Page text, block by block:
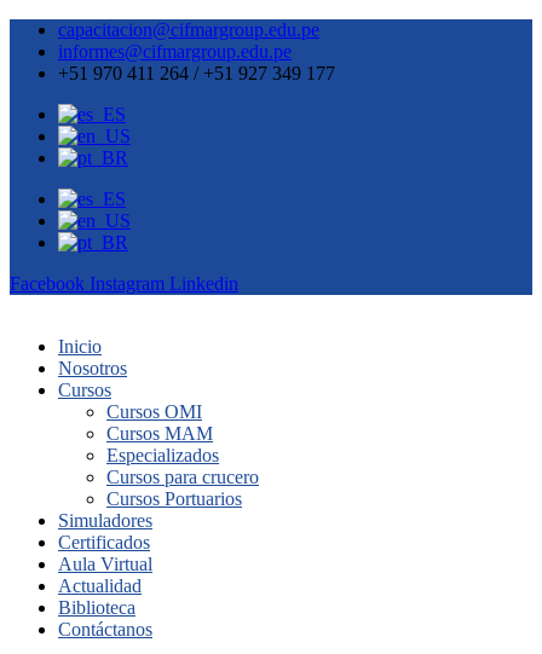
capacitacion@cifmargroup.edu.pe
informes@cifmargroup.edu.pe
+51 970 411 264 / +51 927 349 177
Facebook Instagram Linkedin
Inicio
Nosotros
Cursos
Cursos OMI
Cursos MAM
Especializados
Cursos para crucero
Cursos Portuarios
Simuladores
Certificados
Aula Virtual
Actualidad
Biblioteca
Contáctanos